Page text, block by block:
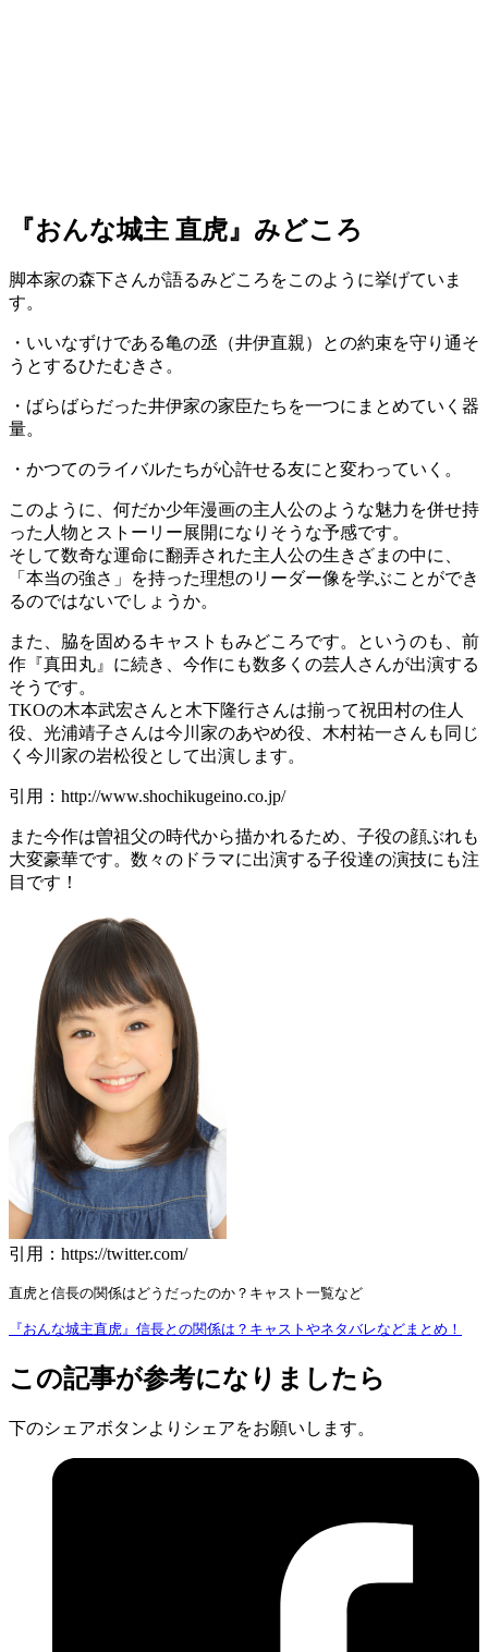
『おんな城主 直虎』みどころ
脚本家の森下さんが語るみどころをこのように挙げていま
す。
・いいなずけである亀の丞（井伊直親）との約束を守り通そ
うとするひたむきさ。
・ばらばらだった井伊家の家臣たちを一つにまとめていく器
量。
・かつてのライバルたちが心許せる友にと変わっていく。
このように、何だか少年漫画の主人公のような魅力を併せ持
った人物とストーリー展開になりそうな予感です。
そして数奇な運命に翻弄された主人公の生きざまの中に、
「本当の強さ」を持った理想のリーダー像を学ぶことができ
るのではないでしょうか。
また、脇を固めるキャストもみどころです。というのも、前
作『真田丸』に続き、今作にも数多くの芸人さんが出演する
そうです。
TKOの木本武宏さんと木下隆行さんは揃って祝田村の住人
役、光浦靖子さんは今川家のあやめ役、木村祐一さんも同じ
く今川家の岩松役として出演します。
引用：http://www.shochikugeino.co.jp/
また今作は曽祖父の時代から描かれるため、子役の顔ぶれも
大変豪華です。数々のドラマに出演する子役達の演技にも注
目です！
引用：https://twitter.com/
直虎と信長の関係はどうだったのか？キャスト一覧など
『おんな城主直虎』信長との関係は？キャストやネタバレなどまとめ！
この記事が参考になりましたら
下のシェアボタンよりシェアをお願いします。